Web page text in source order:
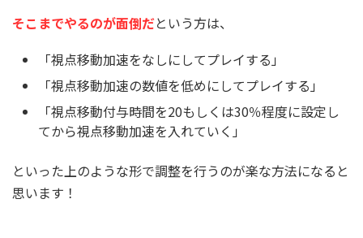
そこまでやるのが面倒だという方は、
「視点移動加速をなしにしてプレイする」
「視点移動加速の数値を低めにしてプレイする」
「視点移動付与時間を20もしくは30％程度に設定し
てから視点移動加速を入れていく」
といった上のような形で調整を行うのが楽な方法になると
思います！